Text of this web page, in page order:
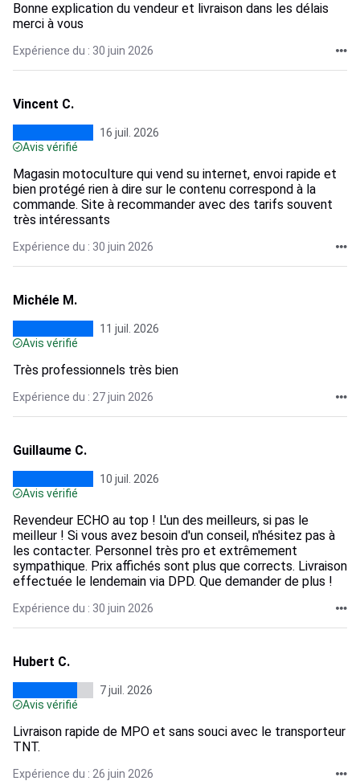
Bonne explication du vendeur et livraison dans les délais
merci à vous
Expérience du : 30 juin 2026
Vincent C.
16 juil. 2026
Avis vérifié
Magasin motoculture qui vend su internet, envoi rapide et
bien protégé rien à dire sur le contenu correspond à la
commande. Site à recommander avec des tarifs souvent
très intéressants
Expérience du : 30 juin 2026
Michéle M.
11 juil. 2026
Avis vérifié
Très professionnels très bien
Expérience du : 27 juin 2026
Guillaume C.
10 juil. 2026
Avis vérifié
Revendeur ECHO au top ! L'un des meilleurs, si pas le
meilleur ! Si vous avez besoin d'un conseil, n'hésitez pas à
les contacter. Personnel très pro et extrêmement
sympathique. Prix affichés sont plus que corrects. Livraison
effectuée le lendemain via DPD. Que demander de plus !
Expérience du : 30 juin 2026
Hubert C.
7 juil. 2026
Avis vérifié
Livraison rapide de MPO et sans souci avec le transporteur
TNT.
Expérience du : 26 juin 2026